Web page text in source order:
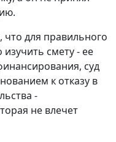
для правильного
смету - ее
суд
к отказу в
-
не влечет